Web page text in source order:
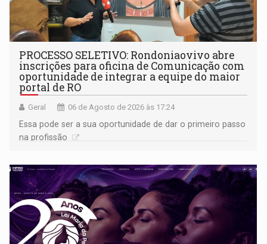
PROCESSO SELETIVO: Rondoniaovivo abre
inscrições para oficina de Comunicação com
oportunidade de integrar a equipe do maior
portal de RO
Geral 06 de Agosto de 2026 às 17:24
Essa pode ser a sua oportunidade de dar o primeiro passo
na profissão